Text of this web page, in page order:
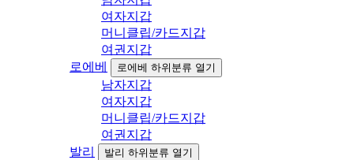
여자지갑
머니클립/카드지갑
여권지갑
로에베
로에베 하위분류 열기
남자지갑
여자지갑
머니클립/카드지갑
여권지갑
발리
발리 하위분류 열기